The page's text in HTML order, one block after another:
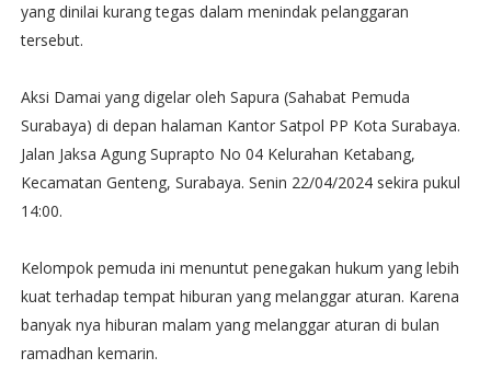
yang dinilai kurang tegas dalam menindak pelanggaran
tersebut.
Aksi Damai yang digelar oleh Sapura (Sahabat Pemuda
Surabaya) di depan halaman Kantor Satpol PP Kota Surabaya.
Jalan Jaksa Agung Suprapto No 04 Kelurahan Ketabang,
Kecamatan Genteng, Surabaya. Senin 22/04/2024 sekira pukul
14:00.
Kelompok pemuda ini menuntut penegakan hukum yang lebih
kuat terhadap tempat hiburan yang melanggar aturan. Karena
banyak nya hiburan malam yang melanggar aturan di bulan
ramadhan kemarin.